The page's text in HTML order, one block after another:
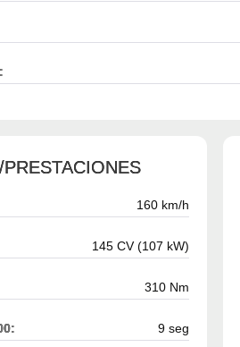
160 km/h
145 CV (107 kW)
310 Nm
9 seg